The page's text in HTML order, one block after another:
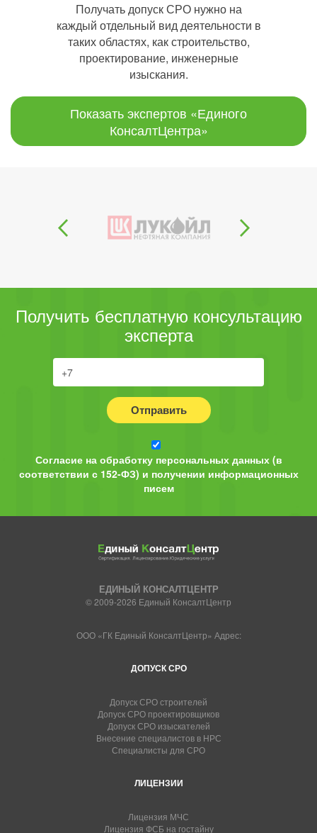
Получать допуск СРО нужно на
каждый отдельный вид деятельности в
таких областях, как строительство,
проектирование, инженерные
изыскания.
Показать экспертов «Единого
КонсалтЦентра»
Получить бесплатную консультацию
эксперта
Отправить
Согласие на обработку персональных данных (в
соответствии с 152-ФЗ) и получении информационных
писем
ЕДИНЫЙ КОНСАЛТЦЕНТР
© 2009-2026 Единый КонсалтЦентр
ООО «ГК Единый КонсалтЦентр» Адрес:
ДОПУСК СРО
Допуск СРО строителей
Допуск СРО проектировщиков
Допуск СРО изыскателей
Внесение специалистов в НРС
Специалисты для СРО
ЛИЦЕНЗИИ
Лицензия МЧС
Лицензия ФСБ на гостайну